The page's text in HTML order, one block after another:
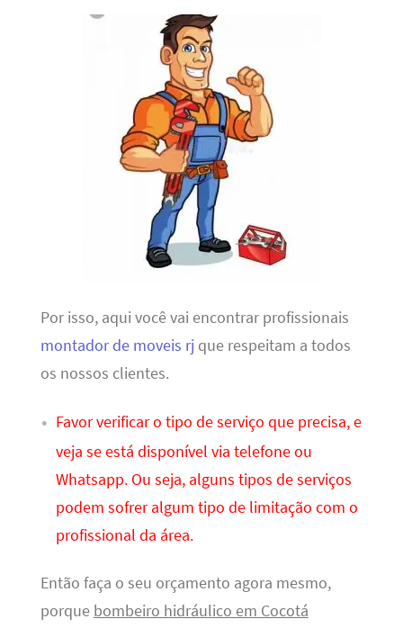
Por isso, aqui você vai encontrar profissionais
montador de moveis rj que respeitam a todos
os nossos clientes.
Favor verificar o tipo de serviço que precisa, e
veja se está disponível via telefone ou
Whatsapp. Ou seja, alguns tipos de serviços
podem sofrer algum tipo de limitação com o
profissional da área.
Então faça o seu orçamento agora mesmo,
porque bombeiro hidráulico em Cocotá